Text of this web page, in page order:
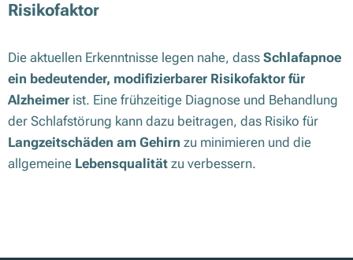
Risikofaktor
Die aktuellen Erkenntnisse legen nahe, dass Schlafapnoe
ein bedeutender, modifizierbarer Risikofaktor für
Alzheimer ist. Eine frühzeitige Diagnose und Behandlung
der Schlafstörung kann dazu beitragen, das Risiko für
Langzeitschäden am Gehirn zu minimieren und die
allgemeine Lebensqualität zu verbessern.